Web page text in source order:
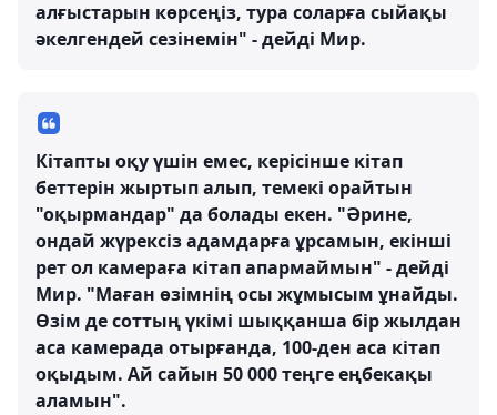
алғыстарын көрсеңіз, тура соларға сыйақы
әкелгендей сезінемін" - дейді Мир.
Кітапты оқу үшін емес, керісінше кітап
беттерін жыртып алып, темекі орайтын
"оқырмандар" да болады екен. "Әрине,
ондай жүрексіз адамдарға ұрсамын, екінші
рет ол камераға кітап апармаймын" - дейді
Мир. "Маған өзімнің осы жұмысым ұнайды.
Өзім де соттың үкімі шыққанша бір жылдан
аса камерада отырғанда, 100-ден аса кітап
оқыдым. Ай сайын 50 000 теңге еңбекақы
аламын".